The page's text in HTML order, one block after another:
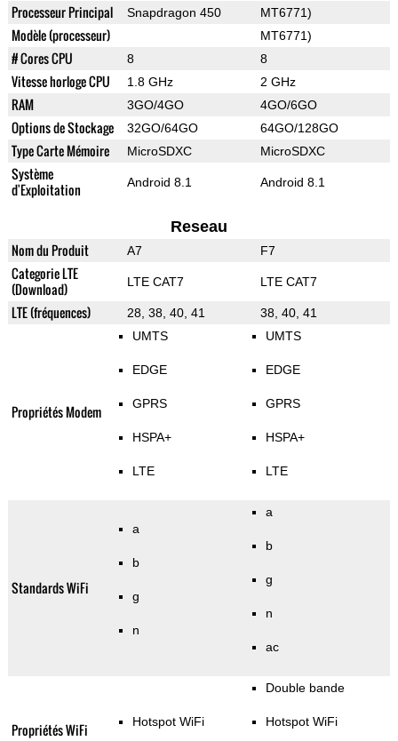
Processeur Principal Snapdragon 450 MT6771)
Modèle (processeur) MT6771)
# Cores CPU 8 8
Vitesse horloge CPU 1.8 GHz 2 GHz
RAM 3GO/4GO 4GO/6GO
Options de Stockage 32GO/64GO 64GO/128GO
Type Carte Mémoire MicroSDXC MicroSDXC
Système
d'Exploitation
Android 8.1 Android 8.1
Reseau
Nom du Produit A7 F7
Categorie LTE
(Download)
LTE CAT7 LTE CAT7
LTE (fréquences) 28, 38, 40, 41 38, 40, 41
Propriétés Modem
UMTS
EDGE
GPRS
HSPA+
LTE
UMTS
EDGE
GPRS
HSPA+
LTE
Standards WiFi
a
b
g
n
a
b
g
n
ac
Propriétés WiFi Hotspot WiFi
Double bande
Hotspot WiFi